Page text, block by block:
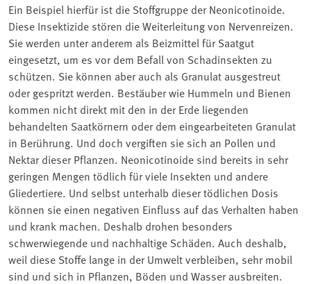
Ein Beispiel hierfür ist die Stoffgruppe der Neonicotinoide.
Diese Insektizide stören die Weiterleitung von Nervenreizen.
Sie werden unter anderem als Beizmittel für Saatgut
eingesetzt, um es vor dem Befall von Schadinsekten zu
schützen. Sie können aber auch als Granulat ausgestreut
oder gespritzt werden. Bestäuber wie Hummeln und Bienen
kommen nicht direkt mit den in der Erde liegenden
behandelten Saatkörnern oder dem eingearbeiteten Granulat
in Berührung. Und doch vergiften sie sich an Pollen und
Nektar dieser Pflanzen. Neonicotinoide sind bereits in sehr
geringen Mengen tödlich für viele Insekten und andere
Gliedertiere. Und selbst unterhalb dieser tödlichen Dosis
können sie einen negativen Einfluss auf das Verhalten haben
und krank machen. Deshalb drohen besonders
schwerwiegende und nachhaltige Schäden. Auch deshalb,
weil diese Stoffe lange in der Umwelt verbleiben, sehr mobil
sind und sich in Pflanzen, Böden und Wasser ausbreiten.